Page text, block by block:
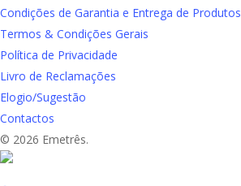
Condições de Garantia e Entrega de Produtos
Termos & Condições Gerais
Política de Privacidade
Livro de Reclamações
Elogio/Sugestão
Contactos
© 2026 Emetrês.